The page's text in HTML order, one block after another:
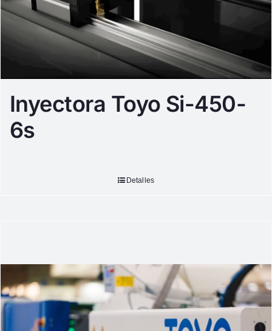
Inyectora Toyo Si-450-
6s
Detalles